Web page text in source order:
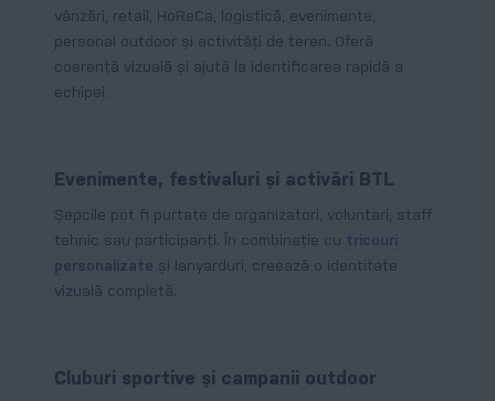
vânzări, retail, HoReCa, logistică, evenimente,
personal outdoor și activități de teren. Oferă
coerență vizuală și ajută la identificarea rapidă a
echipei.
Evenimente, festivaluri și activări BTL
Șepcile pot fi purtate de organizatori, voluntari, staff
tehnic sau participanți. În combinație cu tricouri
personalizate și lanyarduri, creează o identitate
vizuală completă.
Cluburi sportive și campanii outdoor